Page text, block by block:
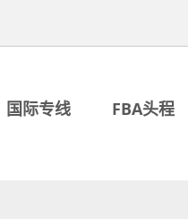
国际专线 FBA头程